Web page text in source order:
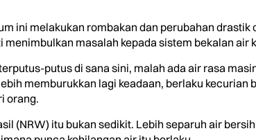
ini melakukan rombakan dan perubahan
masalah kepada sistem bekalan air
putus di sana sini, malah ada air rasa
memburukkan lagi keadaan, berlaku
orang.
(NRW) itu bukan sedikit. Lebih separuh air